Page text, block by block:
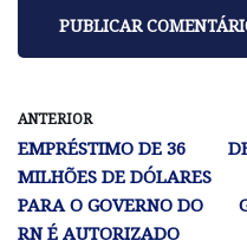
ANTERIOR
EMPRÉSTIMO DE 36
MILHÕES DE DÓLARES
PARA O GOVERNO DO
RN É AUTORIZADO